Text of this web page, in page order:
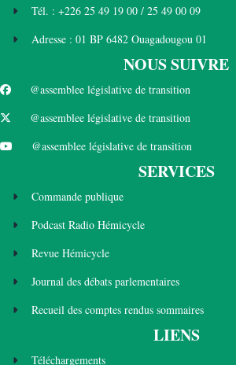
Tél. : +226 25 49 19 00 / 25 49 00 09
Adresse : 01 BP 6482 Ouagadougou 01
NOUS SUIVRE
@assemblee législative de transition
@assemblee législative de transition
@assemblee législative de transition
SERVICES
Commande publique
Podcast Radio Hémicycle
Revue Hémicycle
Journal des débats parlementaires
Recueil des comptes rendus sommaires
LIENS
Téléchargements